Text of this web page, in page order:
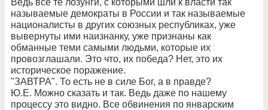
Ведь все те лозунги, с которыми шли к власти так
называемые демократы в России и так называемые
националисты в других союзных республиках, уже
вывернуты ими наизнанку, уже признаны как
обманные теми самыми людьми, которые их
провозглашали. Это что, их победа? Нет, это их
историческое поражение.
"ЗАВТРА". То есть не в силе Бог, а в правде?
Ю.Е. Можно сказать и так. Ведь даже по нашему
процессу это видно. Все обвинения по январским